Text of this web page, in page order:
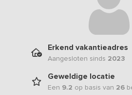
Erkend vakantieadres
Aangesloten sinds 2023
Geweldige locatie
Een 9.2 op basis van 26